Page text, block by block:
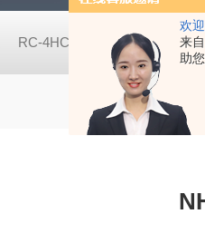
欢迎
来
助
RC-4HC RC-4HA温湿度记录仪